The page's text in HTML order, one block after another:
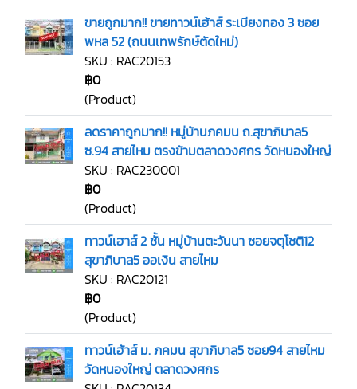
ขายถูกมาก!! ขายทาวน์เฮ้าส์ ระเบียงทอง 3 ซอย
พหล 52 (ถนนเทพรักษ์ตัดใหม่)
SKU : RAC20153
฿0
(Product)
ลดราคาถูกมาก!! หมู่บ้านภคมน ถ.สุขาภิบาล5
ซ.94 สายไหม ตรงข้ามตลาดวงศกร วัดหนองใหญ่
SKU : RAC230001
฿0
(Product)
ทาวน์เฮาส์ 2 ชั้น หมู่บ้านตะวันนา ซอยจตุโชติ12
สุขาภิบาล5 ออเงิน สายไหม
SKU : RAC20121
฿0
(Product)
ทาวน์เฮ้าส์ ม. ภคมน สุขาภิบาล5 ซอย94 สายไหม
วัดหนองใหญ่ ตลาดวงศกร